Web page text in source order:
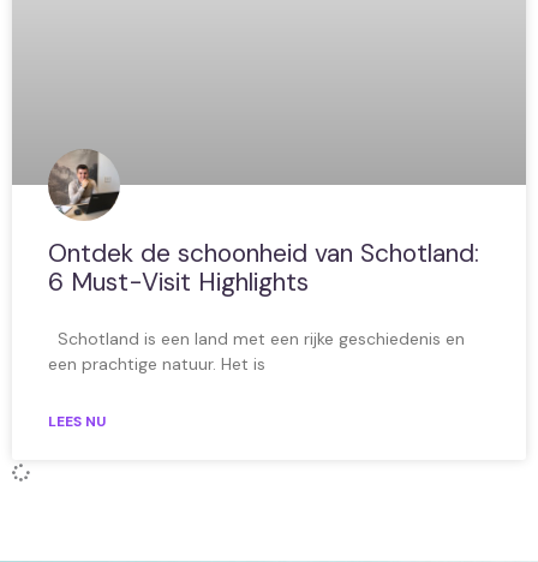
Ontdek de schoonheid van Schotland:
6 Must-Visit Highlights
Schotland is een land met een rijke geschiedenis en
een prachtige natuur. Het is
LEES NU